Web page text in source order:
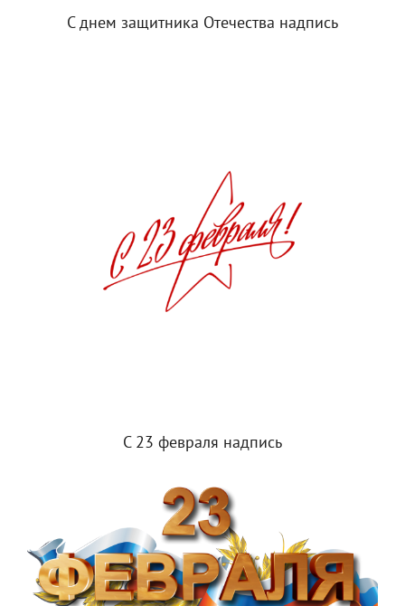
С днем защитника Отечества надпись
С 23 февраля надпись